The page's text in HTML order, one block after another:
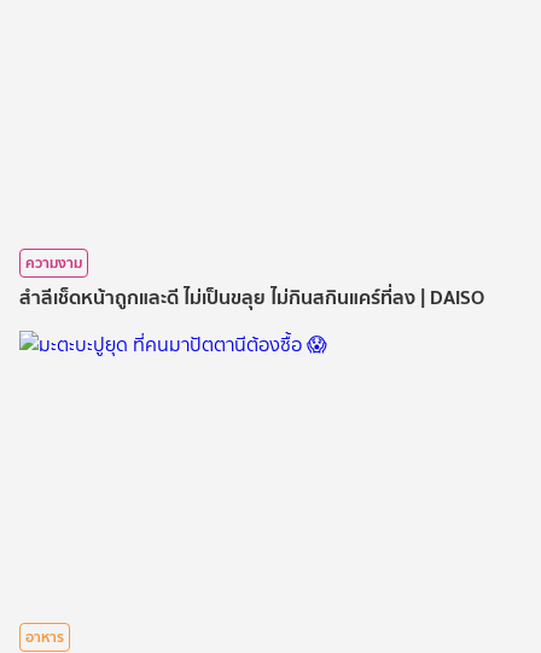
ความงาม
สำลีเช็ดหน้าถูกและดี ไม่เป็นขลุย ไม่กินสกินแคร์ที่ลง | DAISO
อาหาร